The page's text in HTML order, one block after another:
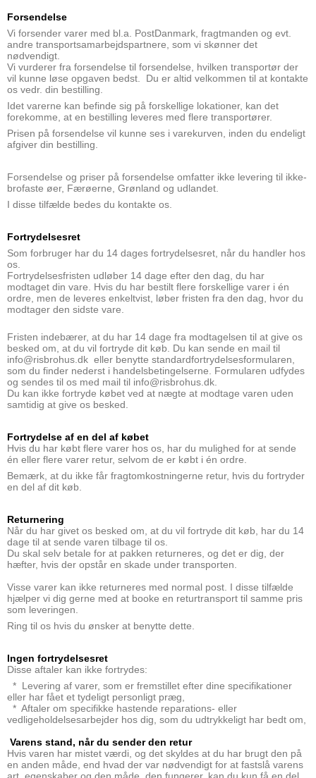
Forsendelse
Vi forsender varer med bl.a. PostDanmark, fragtmanden og evt.
andre transportsamarbejdspartnere, som vi skønner det
nødvendigt.
Vi vurderer fra forsendelse til forsendelse, hvilken transportør der
vil kunne løse opgaven bedst. Du er altid velkommen til at kontakte
os vedr. din bestilling.
Idet varerne kan befinde sig på forskellige lokationer, kan det
forekomme, at en bestilling leveres med flere transportører.
Prisen på forsendelse vil kunne ses i varekurven, inden du endeligt
afgiver din bestilling.
Forsendelse og priser på forsendelse omfatter ikke levering til ikke-
brofaste øer, Færøerne, Grønland og udlandet.
I disse tilfælde bedes du kontakte os.
Fortrydelsesret
Som forbruger har du 14 dages fortrydelsesret, når du handler hos
os.
Fortrydelsesfristen udløber 14 dage efter den dag, du har
modtaget din vare. Hvis du har bestilt flere forskellige varer i én
ordre, men de leveres enkeltvist, løber fristen fra den dag, hvor du
modtager den sidste vare.
Fristen indebærer, at du har 14 dage fra modtagelsen til at give os
besked om, at du vil fortryde dit køb. Du kan sende en mail til
info@risbrohus.dk eller benytte standardfortrydelsesformularen,
som du finder nederst i handelsbetingelserne. Formularen udfydes
og sendes til os med mail til info@risbrohus.dk.
Du kan ikke fortryde købet ved at nægte at modtage varen uden
samtidig at give os besked.
Fortrydelse af en del af købet
Hvis du har købt flere varer hos os, har du mulighed for at sende
én eller flere varer retur, selvom de er købt i én ordre.
Bemærk, at du ikke får fragtomkostningerne retur, hvis du fortryder
en del af dit køb.
Returnering
Når du har givet os besked om, at du vil fortryde dit køb, har du 14
dage til at sende varen tilbage til os.
Du skal selv betale for at pakken returneres, og det er dig, der
hæfter, hvis der opstår en skade under transporten.
Visse varer kan ikke returneres med normal post. I disse tilfælde
hjælper vi dig gerne med at booke en returtransport til samme pris
som leveringen.
Ring til os hvis du ønsker at benytte dette.
Ingen fortrydelsesret
Disse aftaler kan ikke fortrydes:
* Levering af varer, som er fremstillet efter dine specifikationer
eller har fået et tydeligt personligt præg,
* Aftaler om specifikke hastende reparations- eller
vedligeholdelsesarbejder hos dig, som du udtrykkeligt har bedt om,
Varens stand, når du sender den retur
Hvis varen har mistet værdi, og det skyldes at du har brugt den på
en anden måde, end hvad der var nødvendigt for at fastslå varens